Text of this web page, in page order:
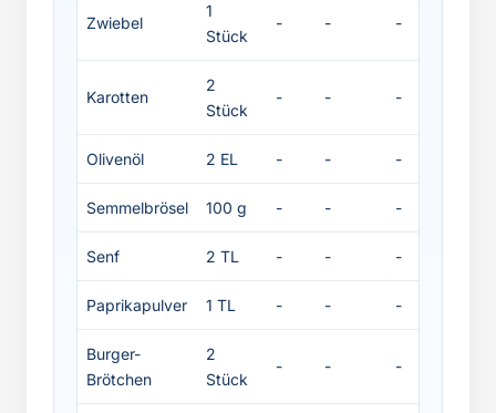
Zwiebel
1
Stück
- - -
Karotten
2
Stück
- - -
Olivenöl 2 EL - - -
Semmelbrösel 100 g - - -
Senf 2 TL - - -
Paprikapulver 1 TL - - -
Burger-
Brötchen
2
Stück
- - -